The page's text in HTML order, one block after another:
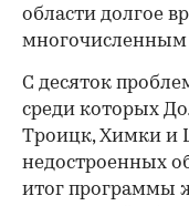
области долгое
С десяток
среди которых
Троицк, Химки и
недостроенных
итог программы